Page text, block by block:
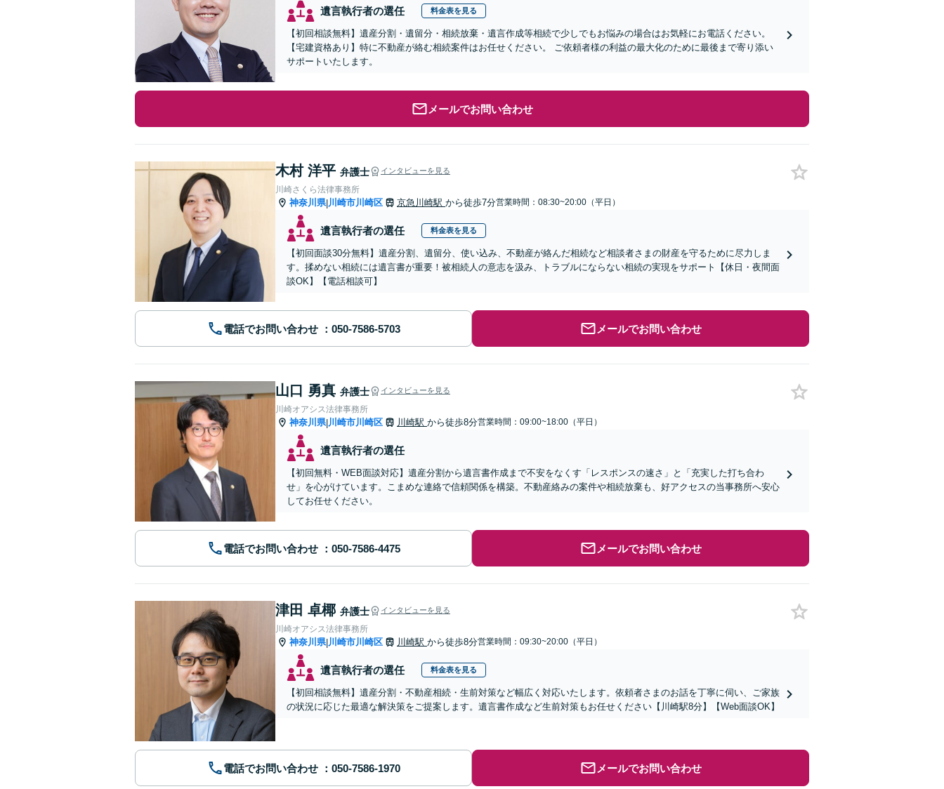
遺言執行者の選任 料金表を見る
【初回相談無料】遺産分割・遺留分・相続放棄・遺言作成等相続で少しでもお悩みの場合はお気軽にお電話ください。
【宅建資格あり】特に不動産が絡む相続案件はお任せください。 ご依頼者様の利益の最大化のために最後まで寄り添い
サポートいたします。
メールでお問い合わせ
木村 洋平 弁護士 インタビューを見る
川崎さくら法律事務所
神奈川県|川崎市川崎区 京急川崎駅 から徒歩7分営業時間：08:30~20:00（平日）
遺言執行者の選任 料金表を見る
【初回面談30分無料】遺産分割、遺留分、使い込み、不動産が絡んだ相続など相談者さまの財産を守るために尽力しま
す。揉めない相続には遺言書が重要！被相続人の意志を汲み、トラブルにならない相続の実現をサポート【休日・夜間面
談OK】【電話相談可】
電話でお問い合わせ メールでお問い合わせ
山口 勇真 弁護士 インタビューを見る
川崎オアシス法律事務所
神奈川県|川崎市川崎区 川崎駅 から徒歩8分営業時間：09:00~18:00（平日）
遺言執行者の選任
【初回無料・WEB面談対応】遺産分割から遺言書作成まで不安をなくす「レスポンスの速さ」と「充実した打ち合わ
せ」を心がけています。こまめな連絡で信頼関係を構築。不動産絡みの案件や相続放棄も、好アクセスの当事務所へ安心
してお任せください。
電話でお問い合わせ メールでお問い合わせ
津田 卓椰 弁護士 インタビューを見る
川崎オアシス法律事務所
神奈川県|川崎市川崎区 川崎駅 から徒歩8分営業時間：09:30~20:00（平日）
遺言執行者の選任 料金表を見る
【初回相談無料】遺産分割・不動産相続・生前対策など幅広く対応いたします。依頼者さまのお話を丁寧に伺い、ご家族
の状況に応じた最適な解決策をご提案します。遺言書作成など生前対策もお任せください【川崎駅8分】【Web面談OK】
電話でお問い合わせ メールでお問い合わせ